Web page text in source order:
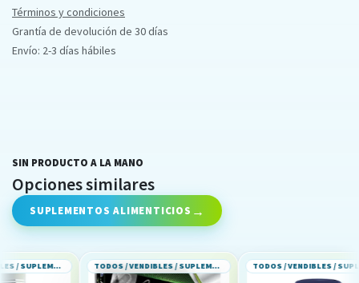
Términos y condiciones
Grantía de devolución de 30 días
Envío: 2-3 días hábiles
SIN PRODUCTO A LA MANO
Opciones similares
SUPLEMENTOS ALIMENTICIOS
TODOS / VENDIBLES / SUPLEMENTOS ALIMENTICIOS TODOS / VENDIBLES / SUPLEMENTOS ALIMENTICIOS TODOS / VENDIBLES / SUPLEMENTOS ALIMENTICIOS